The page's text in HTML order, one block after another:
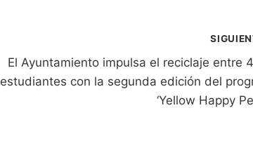
El Ayuntamiento impulsa el reciclaje entre
estudiantes con la segunda edición del
‘Yellow Happy